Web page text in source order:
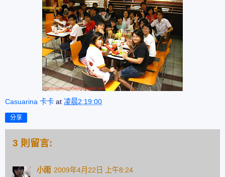
Casuarina 卡卡 at 凌晨2:19:00
分享
3 則留言:
小雨 2009年4月22日 上午8:24